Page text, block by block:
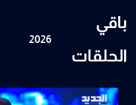
باقي
الحلقات